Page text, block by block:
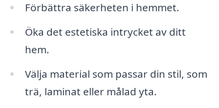
Förbättra säkerheten i hemmet.
Öka det estetiska intrycket av ditt
hem.
Välja material som passar din stil, som
trä, laminat eller målad yta.